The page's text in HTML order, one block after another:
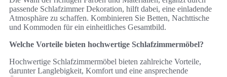
passende Schlafzimmer Dekoration, hilft dabei, eine einladende
Atmosphäre zu schaffen. Kombinieren Sie Betten, Nachttische
und Kommoden für ein einheitliches Gesamtbild.
Welche Vorteile bieten hochwertige Schlafzimmermöbel?
Hochwertige Schlafzimmermöbel bieten zahlreiche Vorteile,
darunter Langlebigkeit, Komfort und eine ansprechende